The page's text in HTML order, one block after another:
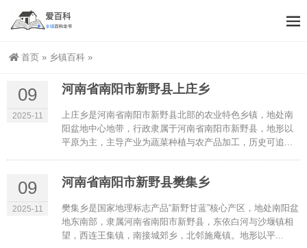
首页 » 乡镇百科 »
09
2025-11
河南省南阳市新野县上庄乡
上庄乡是河南省南阳市新野县北部的农业特色乡镇，地处南
阳盆地中心地带，行政隶属于河南省南阳市新野县，地形以
平原为主，主导产业为蔬菜种植与农产品加工，历史可追...
09
2025-11
河南省南阳市新野县樊集乡
樊集乡是国家地理标志产品“新野甘蓝”核心产区，地处南阳盆
地东南部，隶属河南省南阳市新野县，东依白河与沙堰镇相
望，西连王集镇，南接城郊乡，北邻施庵镇。地形以平...